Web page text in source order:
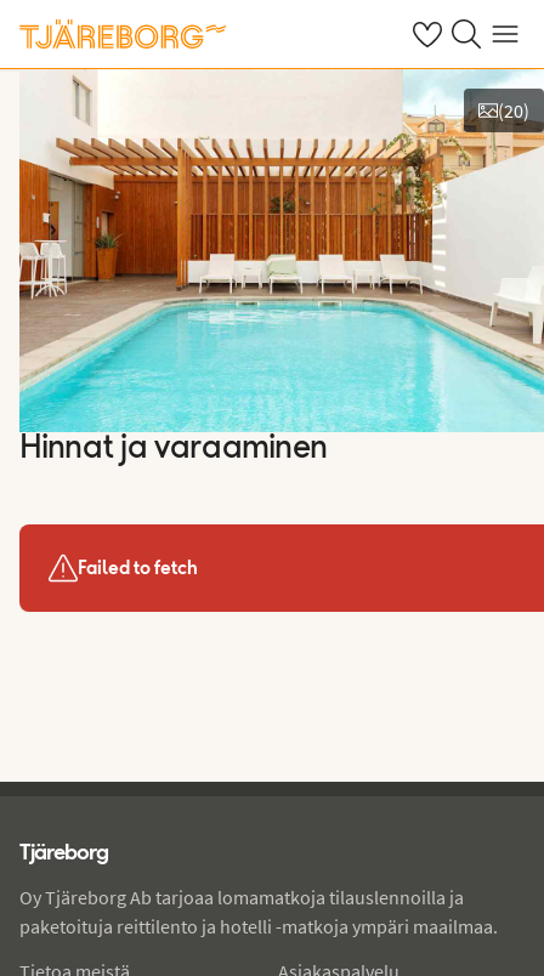
OmatHaku Valikko
Näytä kuvia
(20)
Hinnat ja varaaminen
Failed to fetch
Tjäreborg
Oy Tjäreborg Ab tarjoaa lomamatkoja tilauslennoilla ja
paketoituja reittilento ja hotelli -matkoja ympäri maailmaa.
Tietoa meistä
Asiakaspalvelu